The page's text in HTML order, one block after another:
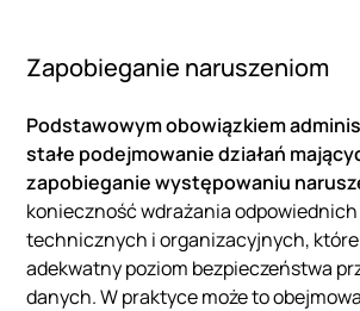
Zapobieganie naruszeniom
Podstawowym obowiązkiem
stałe podejmowanie działań
zapobieganie występowaniu
konieczność wdrażania
technicznych i organizacyjnych,
adekwatny poziom bezpieczeństwa
danych. W praktyce może to